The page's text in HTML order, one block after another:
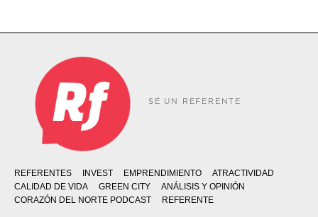
SÉ UN REFERENTE
REFERENTES INVEST EMPRENDIMIENTO
ATRACTIVIDAD
CALIDAD DE VIDA
GREEN CITY
ANÁLISIS Y OPINIÓN
CORAZÓN DEL NORTE PODCAST
REFERENTE